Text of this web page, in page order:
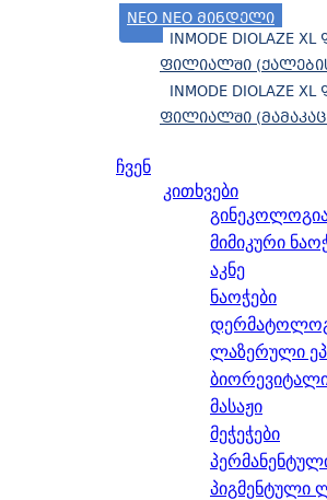
NEO NEO ᲛᲘᲜᲓᲔᲚᲘ
INMODE DIOLAZE
ᲤᲘᲚᲘᲐᲚᲨᲘ
INMODE DIOLAZE
ᲤᲘᲚᲘᲐᲚᲨᲘ
ჩვენ
კითხვები
მიმიკური
აკნე
ნაოჭები
ლაზერული
მასაჟი
მეჭეჭები
პიგმენტული